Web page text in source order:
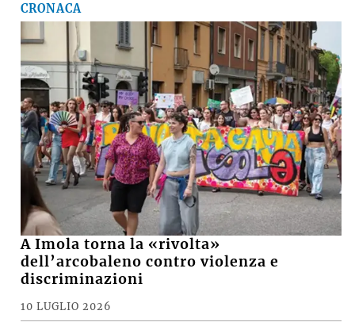
CRONACA
A Imola torna la «rivolta»
dell’arcobaleno contro violenza e
discriminazioni
10 LUGLIO 2026